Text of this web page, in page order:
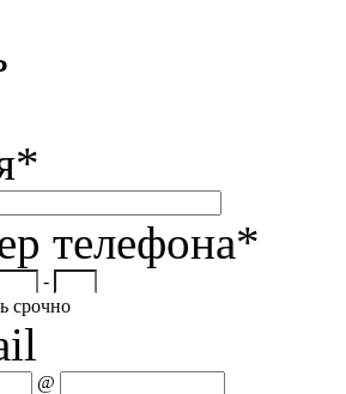
*
телефона*
-
срочно
@